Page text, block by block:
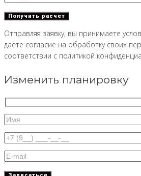
Отправляя заявку, вы принимаете
даете согласие на обработку своих
соответствии с политикой
Изменить планировку